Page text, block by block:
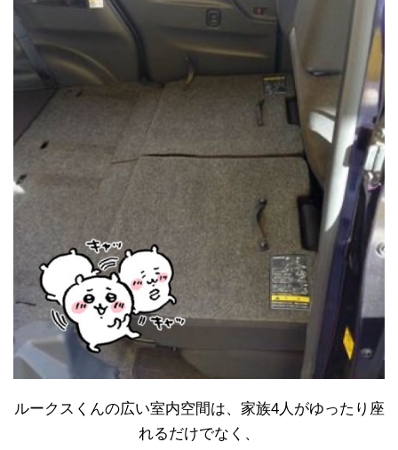
ルークスくんの広い室内空間は、家族4人がゆったり座
れるだけでなく、